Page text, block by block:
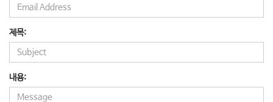
제목:
내용: